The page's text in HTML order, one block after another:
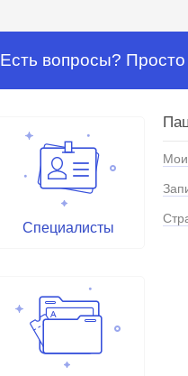
Есть вопросы?
Специалисты